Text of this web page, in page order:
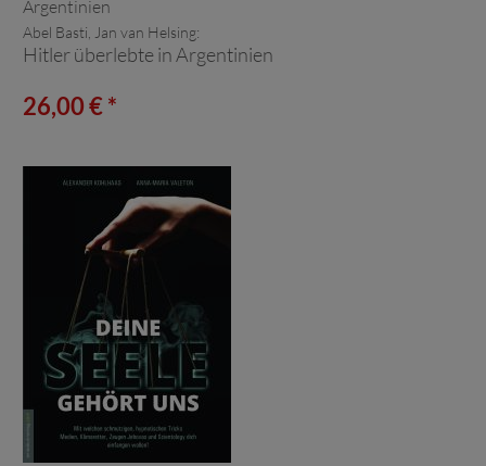
Abel Basti, Jan van Helsing:
Hitler überlebte in Argentinien
26,00 € *